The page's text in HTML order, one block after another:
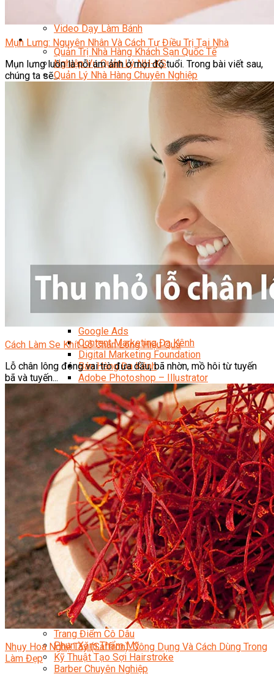
Bí Quyết Kinh Doanh Và Vận Hành Mô Hình Bánh
Chuyên Đề Bếp Bánh
Video Dạy Làm Bánh
Quản Trị NHKS
Quản Trị Nhà Hàng Khách Sạn Quốc Tế
Nghiệp Vụ Quản Lý NH-KS
Quản Lý Nhà Hàng Chuyên Nghiệp
Quản Lý Khách Sạn Chuyên Nghiệp
Tiếng Anh Nhà Hàng Khách Sạn
Khởi Sự Kinh Doanh Khách Sạn
Khởi Sự Kinh Doanh Nhà Hàng
Khởi Sự Kinh Doanh Khách Sạn Mini – Homestay –
Kiến Thức & Kỹ Năng Ngành NH – KS
Giám Đốc Digital Marketing
Chuyên Viên Social Media
Tiktok Marketing – Tiktok Ads
Thương Mại Điện Tử – Kinh Doanh Thực
Chiến Trên Shopee
Facebook Marketing
Search Engine Optimization (SEO)
Google Ads
Content Marketing Đa Kênh
Digital Marketing Foundation
Bán Hàng Đa Kênh
Adobe Photoshop – Illustrator
Marketing Online Ngành F&B
Marketing Online Ngành Chăm Sóc Sắc Đẹp
Chuyên Đề Digital Marketing
Media Production
Chuyên Viên Tổ Chức Sự Kiện
Truyền Thông Đa Phương Tiện
Media Production
Nhiếp Ảnh Thương Mại
Sản Xuất Phim Kỹ Thuật Số
Biên Tập Video Cơ Bản Với Capcut
Dựng Phim Cơ Bản Với Adobe Premiere Pro
Sức Khỏe
Kỹ Thuật Viên Xoa Bóp Ấn Huyệt Trị Liệu
Chăm Sóc Người Cao Tuổi
Sắc Đẹp
Kỹ Thuật Viên Spa
Quản Lý Spa
Khởi Sự Kinh Doanh Spa và Salon
Kinh Doanh Chuỗi và Nhượng Quyền Spa, Salon
Chăm Sóc Và Điều Trị Da
Chuyên Viên Trang Điểm
Trang Điểm Cô Dâu
Phun Xăm Thẩm Mỹ
Kỹ Thuật Tạo Sợi Hairstroke
Barber Chuyên Nghiệp
Mụn Lưng: Nguyên Nhân Và Cách Tự Điều Trị Tại Nhà
Mụn lưng luôn là nỗi ám ảnh ở mọi độ tuổi. Trong bài viết sau,
chúng ta sẽ...
Cách Làm Se Khít Lỗ Chân Lông Hiệu Quả
Lỗ chân lông đóng vai trò đưa dầu, bã nhờn, mồ hôi từ tuyến
bã và tuyến...
Nhụy Hoa Nghệ Tây (Saffron): Công Dụng Và Cách Dùng Trong
Làm Đẹp